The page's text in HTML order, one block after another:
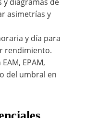
asimetrías y
y día para
rendimiento.
EPAM,
del umbral en